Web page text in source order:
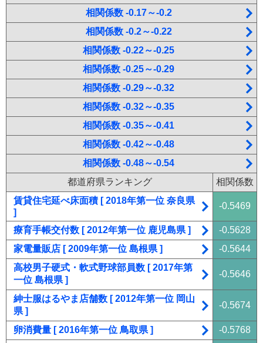
相関係数 -0.17～-0.2
相関係数 -0.2～-0.22
相関係数 -0.22～-0.25
相関係数 -0.25～-0.29
相関係数 -0.29～-0.32
相関係数 -0.32～-0.35
相関係数 -0.35～-0.41
相関係数 -0.42～-0.48
相関係数 -0.48～-0.54
都道府県ランキング
相関係数
賃貸住宅延べ床面積 [ 2018年第一位 奈良県
]
-0.5469
療育手帳交付数 [ 2012年第一位 鹿児島県 ]
-0.5628
家電量販店 [ 2009年第一位 島根県 ]
-0.5644
高校男子硬式・軟式野球部員数 [ 2017年第
一位 島根県 ]
-0.5646
紳士服はるやま店舗数 [ 2012年第一位 岡山
県 ]
-0.5674
卵消費量 [ 2016年第一位 鳥取県 ]
-0.5768